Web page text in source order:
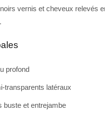
vernis et cheveux relevés
profond
transparents latéraux
buste et entrejambe